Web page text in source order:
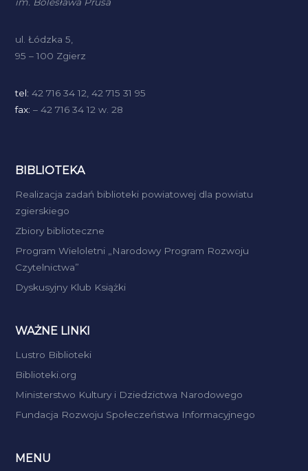
im. Bolesława Prusa
ul. Łódzka 5,
95 – 100 Zgierz
tel: 42 716 34 12, 42 715 31 95
fax: – 42 716 34 12 w. 28
BIBLIOTEKA
Realizacja zadań biblioteki powiatowej dla powiatu
zgierskiego
Zbiory biblioteczne
Program Wieloletni „Narodowy Program Rozwoju
Czytelnictwa”
Dyskusyjny Klub Książki
WAŻNE LINKI
Lustro Biblioteki
Biblioteki.org
Ministerstwo Kultury i Dziedzictwa Narodowego
Fundacja Rozwoju Społeczeństwa Informacyjnego
MENU